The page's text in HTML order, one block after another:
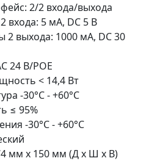
2/2 входа/выхода
входа: 5 мА, DC 5 В
выхода: 1000 мА, DC 30
24 В/POE
< 14,4 Вт
-30°C - +60°C
≤ 95%
-30°C - +60°C
мм x 150 мм (Д x Ш x В)